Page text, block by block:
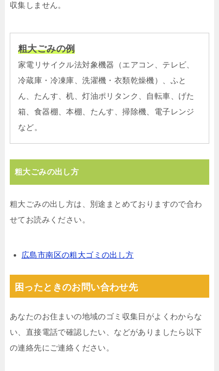
収集しません。
粗大ごみの例
家電リサイクル法対象機器（エアコン、テレビ、
冷蔵庫・冷凍庫、洗濯機・衣類乾燥機）、ふと
ん、たんす、机、灯油ポリタンク、自転車、げた
箱、食器棚、本棚、たんす、掃除機、電子レンジ
など。
粗大ごみの出し方
粗大ごみの出し方は、別途まとめておりますので合わ
せてお読みください。
広島市南区の粗大ゴミの出し方
困ったときのお問い合わせ先
あなたのお住まいの地域のゴミ収集日がよくわからな
い、直接電話で確認したい、などがありましたら以下
の連絡先にご連絡ください。